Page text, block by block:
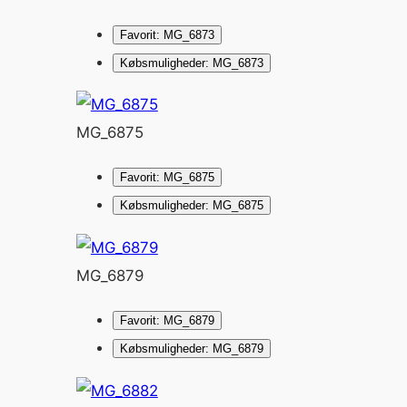
Favorit: MG_6873
Købsmuligheder: MG_6873
MG_6875
Favorit: MG_6875
Købsmuligheder: MG_6875
MG_6879
Favorit: MG_6879
Købsmuligheder: MG_6879